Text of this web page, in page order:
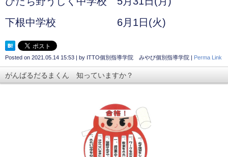
下根中学校 6月1日(火)
Posted on 2021.05.14 15:53 | by ITTO個別指導学院 みやび個別指導学院 | Perma Link
がんばるだるまくん 知っていますか？